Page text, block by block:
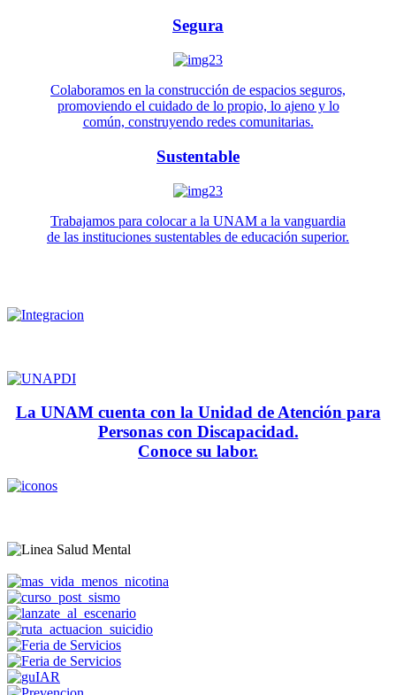
Segura
Colaboramos en la construcción de espacios seguros,
promoviendo el cuidado de lo propio, lo ajeno y lo
común, construyendo redes comunitarias.
Sustentable
Trabajamos para colocar a la UNAM a la vanguardia
de las instituciones sustentables de educación superior.
La UNAM cuenta con la Unidad de Atención para
Personas con Discapacidad.
Conoce su labor.